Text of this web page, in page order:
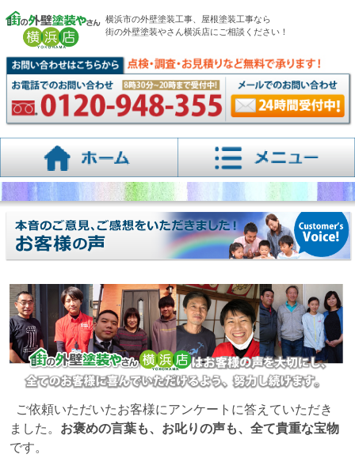
横浜市の外壁塗装工事、屋根塗装工事なら
街の外壁塗装やさん横浜店にご相談ください！
ご依頼いただいたお客様にアンケートに答えていただき
ました。 お褒めの言葉も、お叱りの声も、全て貴重な宝物
です。